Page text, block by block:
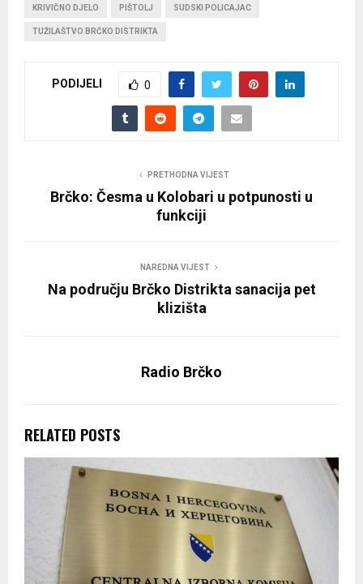
KRIVIČNO DJELO PIŠTOLJ SUDSKI POLICAJAC
TUŽILAŠTVO BRČKO DISTRIKTA
PODIJELI 0
PRETHODNA VIJEST
Brčko: Česma u Kolobari u potpunosti u
funkciji
NAREDNA VIJEST
Na području Brčko Distrikta sanacija pet
klizišta
Radio Brčko
RELATED POSTS